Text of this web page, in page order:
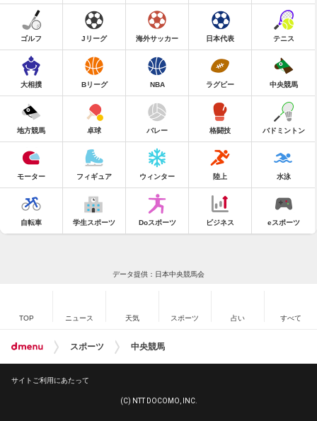
ゴルフ Jリーグ 海外サッカー 日本代表 テニス
大相撲 Bリーグ NBA ラグビー 中央競馬
地方競馬 卓球 バレー 格闘技 バドミントン
モーター フィギュア ウィンター 陸上 水泳
自転車 学生スポーツ Doスポーツ ビジネス eスポーツ
データ提供：日本中央競馬会
TOP ニュース 天気 スポーツ 占い すべて
スポーツ 中央競馬
サイトご利用にあたって
(C) NTT DOCOMO, INC.